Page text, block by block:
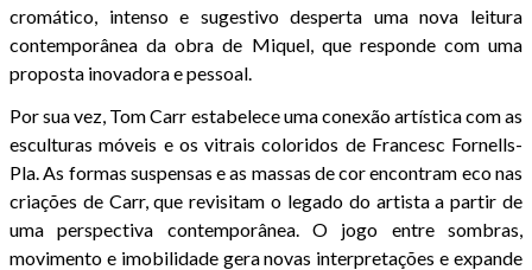
cromático, intenso e sugestivo desperta uma nova leitura
contemporânea da obra de Miquel, que responde com uma
proposta inovadora e pessoal.
Por sua vez, Tom Carr estabelece uma conexão artística com as
esculturas móveis e os vitrais coloridos de Francesc Fornells-
Pla. As formas suspensas e as massas de cor encontram eco nas
criações de Carr, que revisitam o legado do artista a partir de
uma perspectiva contemporânea. O jogo entre sombras,
movimento e imobilidade gera novas interpretações e expande